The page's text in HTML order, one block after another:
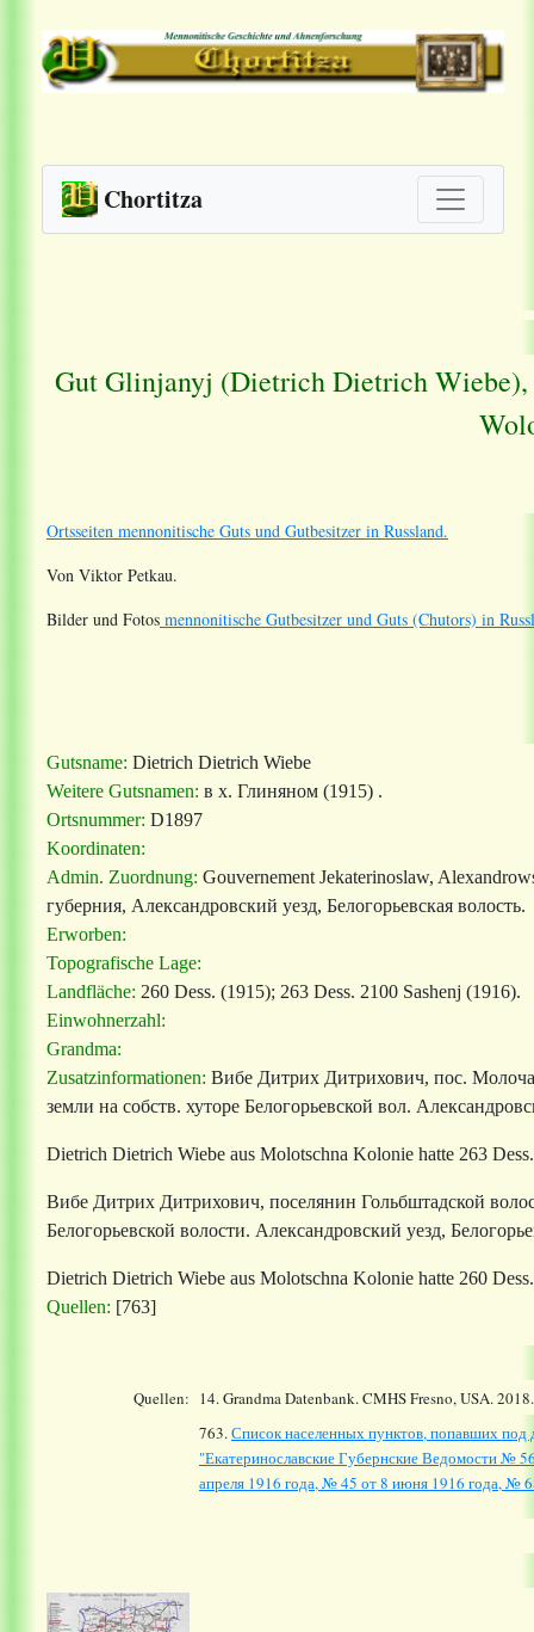
Chortitza
Gut Glinjanyj (Dietrich Dietrich
Ortsseiten mennonitische Guts und Gutbesitzer in Russland.
Von Viktor Petkau.
Bilder und Fotos mennonitische Gutbesitzer und Guts (Chutors) in
Gutsname: Dietrich Dietrich Wiebe
Weitere Gutsnamen: в х. Глиняном (1915) .
Ortsnummer: D1897
Koordinaten:
Admin. Zuordnung: Gouvernement Jekaterinoslaw,
губерния, Александровский уезд, Белогорьевская волость.
Erworben:
Topografische Lage:
Landfläche: 260 Dess. (1915); 263 Dess. 2100 Sashenj (1916).
Einwohnerzahl:
Grandma:
Zusatzinformationen: Вибе Дитрих Дитрихович, пос.
земли на собств. хуторе Белогорьевской вол.
Dietrich Dietrich Wiebe aus Molotschna Kolonie hatte 263
Вибе Дитрих Дитрихович, поселянин Гольбштадской
Белогорьевской волости. Александровский уезд,
Dietrich Dietrich Wiebe aus Molotschna Kolonie hatte 260
Quellen: [763]
Quellen: 14.Grandma Datenbank. CMHS Fresno, USA.
763.Список населенных пунктов, попавших под
"Екатеринославские Губернские Ведомости №
апреля 1916 года, № 45 от 8 июня 1916 года, №